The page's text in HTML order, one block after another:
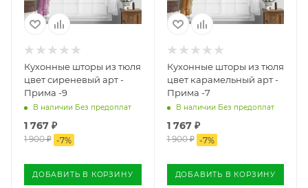
Кухонные шторы из тюля
цвет сиреневый арт -
Прима -9
В наличии Без предоплат
1 767 ₽
1 900₽ -7%
ДОБАВИТЬ В КОРЗИНУ
Кухонные шторы из тюля
цвет карамельный арт -
Прима -7
В наличии Без предоплат
1 767₽
1 900₽ -7%
ДОБАВИТЬ В КОРЗИНУ